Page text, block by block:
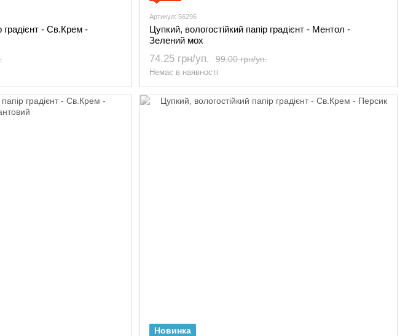
градієнт - Св.Крем -
Артикул: 56296
Цупкий, вологостійкий папір градієнт - Ментол -
Зелений мох
99.00 грн/уп.
74.25 грн/уп.
Немає в наявності
Новинка